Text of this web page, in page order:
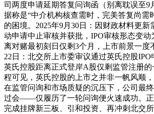
司两度申请延期答复问询函（别离耽误至9
据称是“中介机构核查需时，完美答复尚需
的困境。2025年9月30日：因财政材料更新
动申请中止审核并获批，IPO审核形态变动
离对赌最初刻日仅剩3个月，上市前景一度
22日：北交所上市委审议通过英氏控股IPO
英氏控股距离正式登岸A股仅剩监管注册
程可见，英氏控股的上市之并非一帆风顺
在监管问询和市场质疑的沉压下，公司最
过会——仅履历了一轮问询便火速成功。正
完成挂牌新三板、引和投资、再冲刺北交